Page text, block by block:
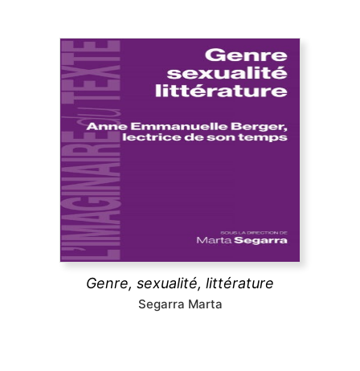
Genre, sexualité, littérature
Segarra Marta
Genre, sexualité, littérature
Théories féministes et queers, psychanalyse,
déconstruction, question décoloniale, politiques de
la traduction, pédagogies féministes. Les essais ici
réunis montrent comment, selon les mots de Anne
Emmanuelle Berger, « ce que la littérature fait au
genre, c'est défaire son ordre, attenter à son unité
découvrir